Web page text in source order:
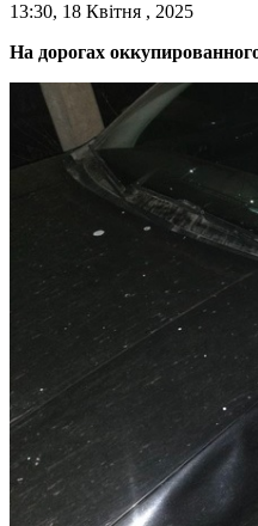
13:30, 18 Квітня , 2025
На дорогах